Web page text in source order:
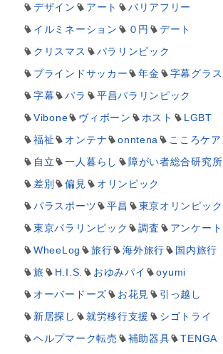
デザイン
アート
バリアフリー
イルミネーション
０円
デート
クリスマス
パラリンピック
ブラインドサッカー
年金
字幕グラス
字幕
パラ
平昌パラリンピック
Vibone
ヴィボーン ホスト
LGBT
福祉
オンテナ onntena
こころケア
自立
一人暮らし
障がい者総合研究所
差別
偏見
オリンピック
パラスポーツ
平昌
東京オリンピック
東京パラリンピック
調査
アンケート
WheeLog
旅行 海外旅行
国内旅行
旅
H.I.S. おゆみパイ
oyumi
オーバードーズ
お花見
引っ越し
新居探し
就労移行支援
シゴトライ
ヘルプマーク転売
補助器具
TENGA